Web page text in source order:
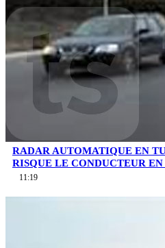
RADAR AUTOMATIQUE EN
RISQUE LE CONDUCTEUR
11:19